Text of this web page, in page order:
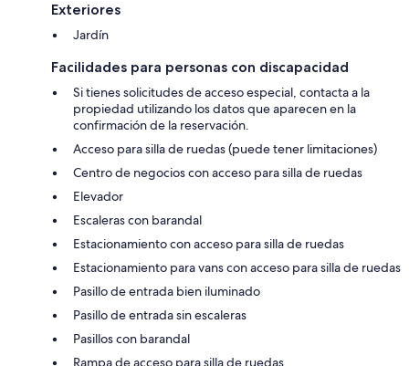
Exteriores
Jardín
Facilidades para personas con discapacidad
Si tienes solicitudes de acceso especial, contacta a la
propiedad utilizando los datos que aparecen en la
confirmación de la reservación.
Acceso para silla de ruedas (puede tener limitaciones)
Centro de negocios con acceso para silla de ruedas
Elevador
Escaleras con barandal
Estacionamiento con acceso para silla de ruedas
Estacionamiento para vans con acceso para silla de ruedas
Pasillo de entrada bien iluminado
Pasillo de entrada sin escaleras
Pasillos con barandal
Rampa de acceso para silla de ruedas